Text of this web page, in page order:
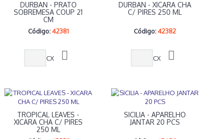
DURBAN - PRATO
SOBREMESA COUP 21
CM
Código:42381
CX
DURBAN - XICARA CHA
C/ PIRES 250 ML
Código: 42382
CX
TROPICAL LEAVES -
XICARA CHA C/ PIRES
250 ML
SICILIA - APARELHO
JANTAR 20 PCS